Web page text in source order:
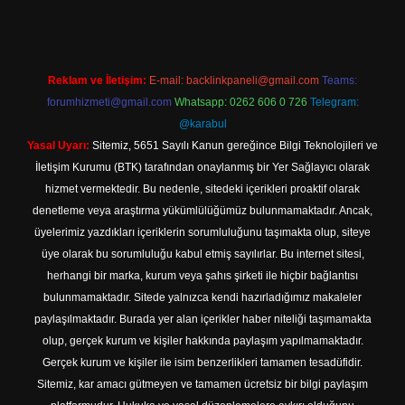
Reklam ve İletişim: E-mail: backlinkpaneli@gmail.com Teams:
forumhizmeti@gmail.com Whatsapp: 0262 606 0 726 Telegram:
@karabul
Yasal Uyarı: Sitemiz, 5651 Sayılı Kanun gereğince Bilgi Teknolojileri ve
İletişim Kurumu (BTK) tarafından onaylanmış bir Yer Sağlayıcı olarak
hizmet vermektedir. Bu nedenle, sitedeki içerikleri proaktif olarak
denetleme veya araştırma yükümlülüğümüz bulunmamaktadır. Ancak,
üyelerimiz yazdıkları içeriklerin sorumluluğunu taşımakta olup, siteye
üye olarak bu sorumluluğu kabul etmiş sayılırlar. Bu internet sitesi,
herhangi bir marka, kurum veya şahıs şirketi ile hiçbir bağlantısı
bulunmamaktadır. Sitede yalnızca kendi hazırladığımız makaleler
paylaşılmaktadır. Burada yer alan içerikler haber niteliği taşımamakta
olup, gerçek kurum ve kişiler hakkında paylaşım yapılmamaktadır.
Gerçek kurum ve kişiler ile isim benzerlikleri tamamen tesadüfidir.
Sitemiz, kar amacı gütmeyen ve tamamen ücretsiz bir bilgi paylaşım